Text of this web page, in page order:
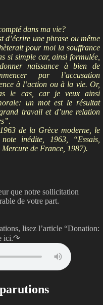
dans ma vie?
d’écrire une phrase ou même
pour moi la souffrance
si simple car, ainsi formulée,
naissance à bien de
par l’accusation
à l’action ou à la vie. Or,
le cas, car je veux ainsi
un mot est le résultat
travail et d’une relation
de la Grèce moderne, le
inédite, 1963, “Essais,
de France, 1987).
que notre sollicitation
de votre part.
lisez l’article “Donation:
ici.↷